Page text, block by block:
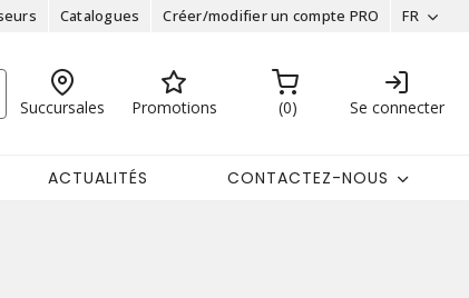
Catalogues Créer/modifier un compte PRO FR
Succursales Promotions 0 Se connecter
ACTUALITÉS CONTACTEZ-NOUS